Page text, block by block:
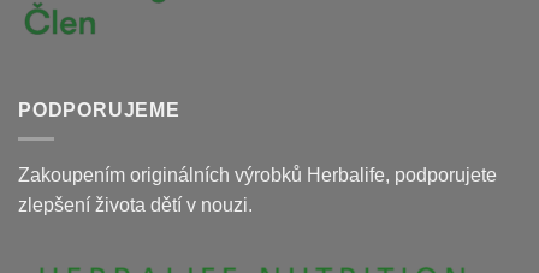
PODPORUJEME
Zakoupením originálních výrobků Herbalife, podporujete
zlepšení života dětí v nouzi.